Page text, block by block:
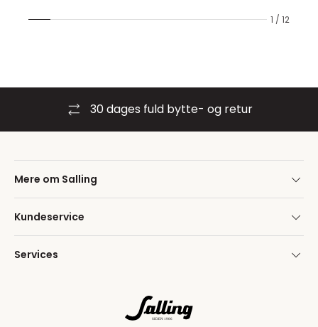
1 / 12
30 dages fuld bytte- og retur
Mere om Salling
Kundeservice
Services